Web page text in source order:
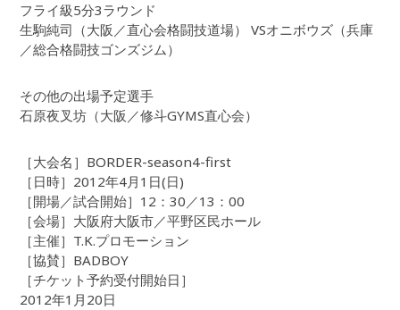
フライ級5分3ラウンド
生駒純司（大阪／直心会格闘技道場） VSオニボウズ（兵庫
／総合格闘技ゴンズジム）
その他の出場予定選手
石原夜叉坊（大阪／修斗GYMS直心会）
［大会名］BORDER-season4-first
［日時］2012年4月1日(日)
［開場／試合開始］12：30／13：00
［会場］大阪府大阪市／平野区民ホール
［主催］T.K.プロモーション
［協賛］BADBOY
［チケット予約受付開始日］
2012年1月20日